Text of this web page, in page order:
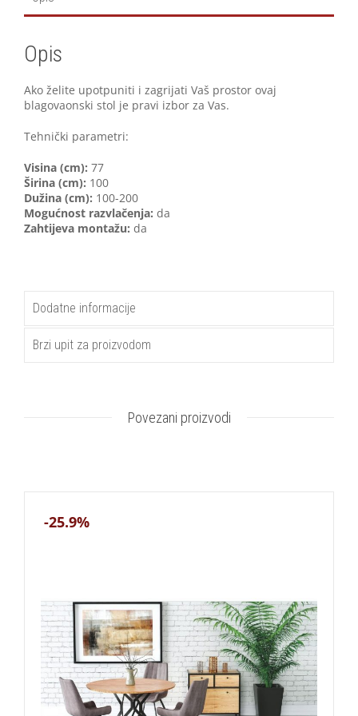
Opis
Ako želite upotpuniti i zagrijati Vaš prostor ovaj
blagovaonski stol je pravi izbor za Vas.
Tehnički parametri:
Visina (cm): 77
Širina (cm): 100
Dužina (cm): 100-200
Mogućnost razvlačenja: da
Zahtijeva montažu: da
Dodatne informacije
Brzi upit za proizvodom
Povezani proizvodi
-25.9%